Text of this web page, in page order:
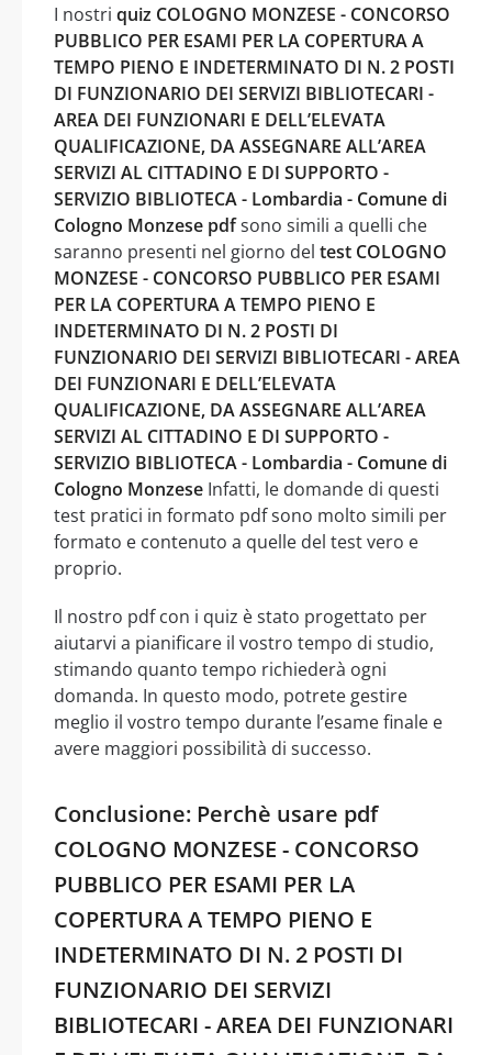
I nostri quiz COLOGNO MONZESE - CONCORSO
PUBBLICO PER ESAMI PER LA COPERTURA A
TEMPO PIENO E INDETERMINATO DI N. 2 POSTI
DI FUNZIONARIO DEI SERVIZI BIBLIOTECARI -
AREA DEI FUNZIONARI E DELL’ELEVATA
QUALIFICAZIONE, DA ASSEGNARE ALL’AREA
SERVIZI AL CITTADINO E DI SUPPORTO -
SERVIZIO BIBLIOTECA - Lombardia - Comune di
Cologno Monzese pdfsono simili a quelli che
saranno presenti nel giorno del test COLOGNO
MONZESE - CONCORSO PUBBLICO PER ESAMI
PER LA COPERTURA A TEMPO PIENO E
INDETERMINATO DI N. 2 POSTI DI
FUNZIONARIO DEI SERVIZI BIBLIOTECARI - AREA
DEI FUNZIONARI E DELL’ELEVATA
QUALIFICAZIONE, DA ASSEGNARE ALL’AREA
SERVIZI AL CITTADINO E DI SUPPORTO -
SERVIZIO BIBLIOTECA - Lombardia - Comune di
Cologno Monzese Infatti, le domande di questi
test pratici in formato pdf sono molto simili per
formato e contenuto a quelle del test vero e
proprio.
Il nostro pdf con i quiz è stato progettato per
aiutarvi a pianificare il vostro tempo di studio,
stimando quanto tempo richiederà ogni
domanda. In questo modo, potrete gestire
meglio il vostro tempo durante l’esame finale e
avere maggiori possibilità di successo.
Conclusione: Perchè usare pdf
COLOGNO MONZESE - CONCORSO
PUBBLICO PER ESAMI PER LA
COPERTURA A TEMPO PIENO E
INDETERMINATO DI N. 2 POSTI DI
FUNZIONARIO DEI SERVIZI
BIBLIOTECARI - AREA DEI FUNZIONARI